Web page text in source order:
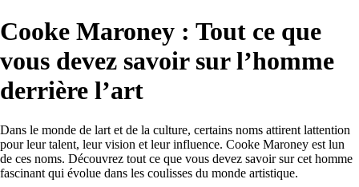
Cooke Maroney : Tout ce que
vous devez savoir sur l’homme
derrière l’art
Dans le monde de lart et de la culture, certains noms attirent lattention
pour leur talent, leur vision et leur influence. Cooke Maroney est lun
de ces noms. Découvrez tout ce que vous devez savoir sur cet homme
fascinant qui évolue dans les coulisses du monde artistique.